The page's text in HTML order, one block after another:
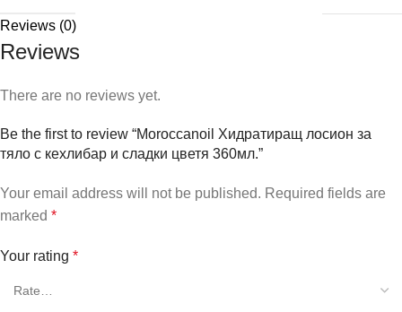
Reviews (0)
Reviews
There are no reviews yet.
Be the first to review “Moroccanoil Хидратиращ лосион за
тяло с кехлибар и сладки цветя 360мл.”
Your email address will not be published. Required fields are
marked *
Your rating *